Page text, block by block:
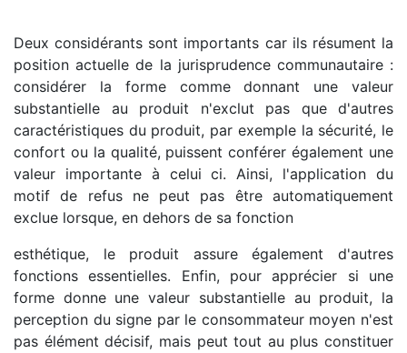
Deux considérants sont importants car ils résument la
position actuelle de la jurisprudence communautaire :
considérer la forme comme donnant une valeur
substantielle au produit n'exclut pas que d'autres
caractéristiques du produit, par exemple la sécurité, le
confort ou la qualité, puissent conférer également une
valeur importante à celui ci. Ainsi, l'application du
motif de refus ne peut pas être automatiquement
exclue lorsque, en dehors de sa fonction
esthétique, le produit assure également d'autres
fonctions essentielles. Enfin, pour apprécier si une
forme donne une valeur substantielle au produit, la
perception du signe par le consommateur moyen n'est
pas élément décisif, mais peut tout au plus constituer